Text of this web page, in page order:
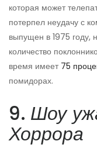
которая может
потерпел неудачу с
выпущен в 1975 году,
количество
время имеет 75
помидорах.
9. Шоу
Хоррора